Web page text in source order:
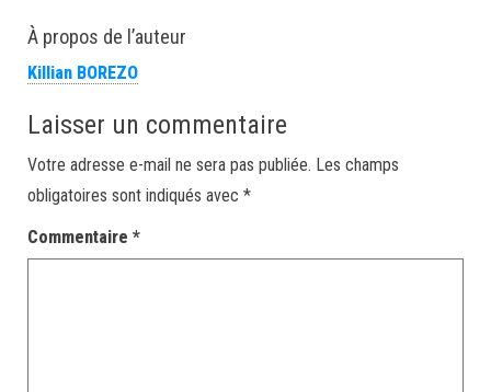
À propos de l’auteur
Killian BOREZO
Laisser un commentaire
Votre adresse e-mail ne sera pas publiée. Les champs
obligatoires sont indiqués avec *
Commentaire *